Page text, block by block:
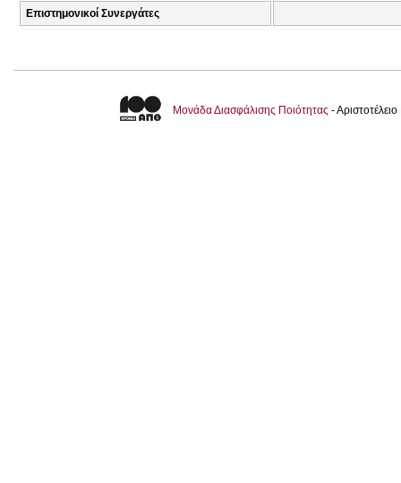
Επιστημονικοί Συνεργάτες
Μονάδα Διασφάλισης Ποιότητας -